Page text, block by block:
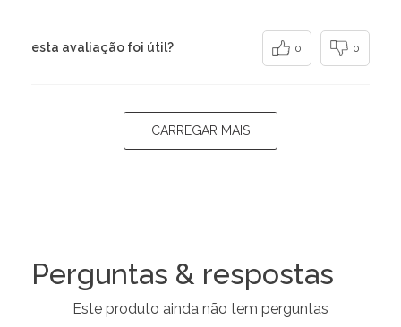
esta avaliação foi útil? 0 0
CARREGAR MAIS
Perguntas & respostas
Este produto ainda não tem perguntas